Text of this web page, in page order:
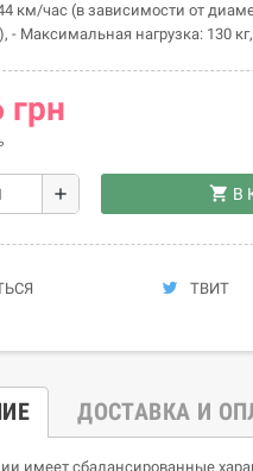
км/час (в зависимости от
- Максимальная нагрузка: 130
грн
add shopping_cart В
ТВИТ
ДОСТАВКА И
имеет сбалансированные